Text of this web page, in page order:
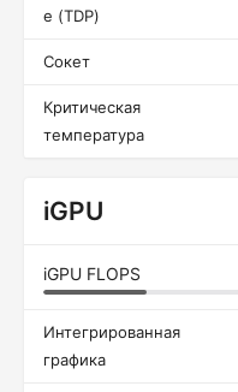
е (TDP)
Сокет
Критическая
температура
iGPU
iGPU FLOPS
Интегрированная
графика